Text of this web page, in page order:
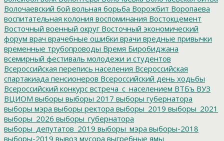
Волочаевский бой вольная борьба Ворожбит Воропаева
воспитательная колония воспоминания Востокцемент
Восточный военный округ Восточный экономический
форум врач врачебные ошибки врачи вредные привычки
временные трубопроводы Время Биробиджана
всемирный фестиваль молодежи и студентов
Всероссийская перепись населения Всероссийская
спартакиада пенсионеров Всероссийский день ходьбы
Всероссийский конкурс встреча_с_населением ВТБъ ВУЗ
ВЦИОМ выборы выборы 2017 выборы губернатора
выборы мэра выборы ректора выборы_2019 выборы_2021
выборы_2026 выборы_губернатора
выборы_депутатов_2019 выборы_мэра выборы-2018
выборы-2019 вывоз мусора выгребные ямы